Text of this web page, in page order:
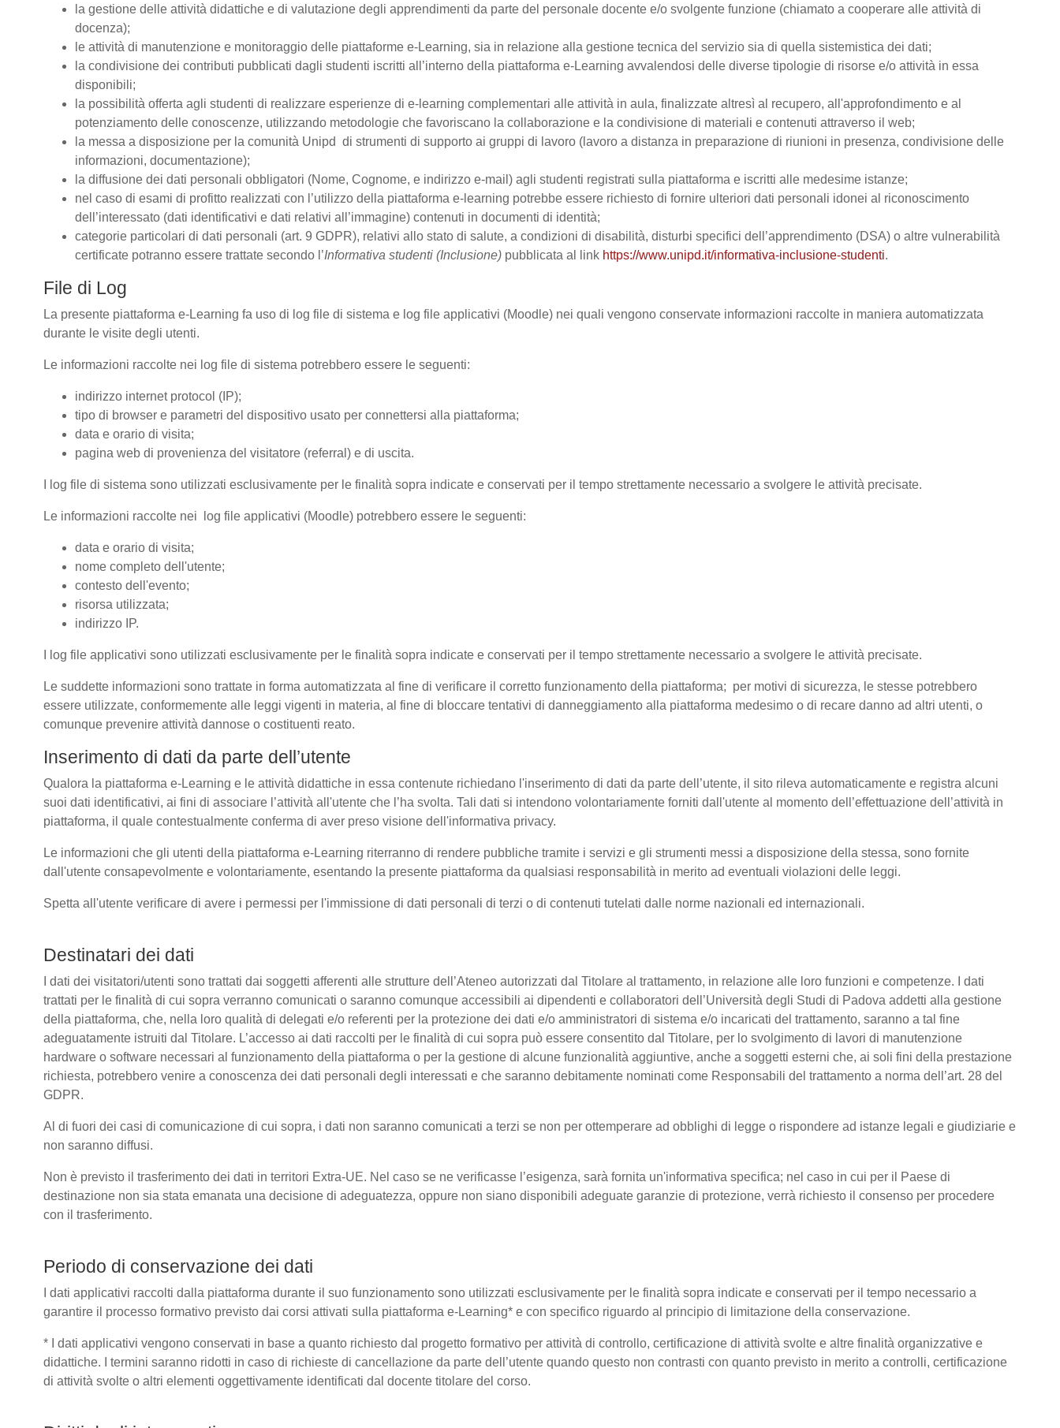
la gestione delle attività didattiche e di valutazione degli apprendimenti da parte del personale docente e/o svolgente funzione (chiamato a cooperare alle attività di
docenza);
le attività di manutenzione e monitoraggio delle piattaforme e-Learning, sia in relazione alla gestione tecnica del servizio sia di quella sistemistica dei dati;
la condivisione dei contributi pubblicati dagli studenti iscritti all’interno della piattaforma e-Learning avvalendosi delle diverse tipologie di risorse e/o attività in essa
disponibili;
la possibilità offerta agli studenti di realizzare esperienze di e-learning complementari alle attività in aula, finalizzate altresì al recupero, all'approfondimento e al
potenziamento delle conoscenze, utilizzando metodologie che favoriscano la collaborazione e la condivisione di materiali e contenuti attraverso il web;
la messa a disposizione per la comunità Unipd di strumenti di supporto ai gruppi di lavoro (lavoro a distanza in preparazione di riunioni in presenza, condivisione delle
informazioni, documentazione);
la diffusione dei dati personali obbligatori (Nome, Cognome, e indirizzo e-mail) agli studenti registrati sulla piattaforma e iscritti alle medesime istanze;
nel caso di esami di profitto realizzati con l’utilizzo della piattaforma e-learning potrebbe essere richiesto di fornire ulteriori dati personali idonei al riconoscimento
dell’interessato (dati identificativi e dati relativi all’immagine) contenuti in documenti di identità;
categorie particolari di dati personali (art. 9 GDPR), relativi allo stato di salute, a condizioni di disabilità, disturbi specifici dell’apprendimento (DSA) o altre vulnerabilità
certificate potranno essere trattate secondo l’Informativa studenti (Inclusione) pubblicata al link https://www.unipd.it/informativa-inclusione-studenti.
File di Log
La presente piattaforma e-Learning fa uso di log file di sistema e log file applicativi (Moodle) nei quali vengono conservate informazioni raccolte in maniera automatizzata
durante le visite degli utenti.
Le informazioni raccolte nei log file di sistema potrebbero essere le seguenti:
indirizzo internet protocol (IP);
tipo di browser e parametri del dispositivo usato per connettersi alla piattaforma;
data e orario di visita;
pagina web di provenienza del visitatore (referral) e di uscita.
I log file di sistema sono utilizzati esclusivamente per le finalità sopra indicate e conservati per il tempo strettamente necessario a svolgere le attività precisate.
Le informazioni raccolte nei log file applicativi (Moodle) potrebbero essere le seguenti:
data e orario di visita;
nome completo dell'utente;
contesto dell'evento;
risorsa utilizzata;
indirizzo IP.
I log file applicativi sono utilizzati esclusivamente per le finalità sopra indicate e conservati per il tempo strettamente necessario a svolgere le attività precisate.
Le suddette informazioni sono trattate in forma automatizzata al fine di verificare il corretto funzionamento della piattaforma; per motivi di sicurezza, le stesse potrebbero
essere utilizzate, conformemente alle leggi vigenti in materia, al fine di bloccare tentativi di danneggiamento alla piattaforma medesimo o di recare danno ad altri utenti, o
comunque prevenire attività dannose o costituenti reato.
Inserimento di dati da parte dell’utente
Qualora la piattaforma e-Learning e le attività didattiche in essa contenute richiedano l'inserimento di dati da parte dell’utente, il sito rileva automaticamente e registra alcuni
suoi dati identificativi, ai fini di associare l’attività all'utente che l’ha svolta. Tali dati si intendono volontariamente forniti dall'utente al momento dell’effettuazione dell’attività in
piattaforma, il quale contestualmente conferma di aver preso visione dell'informativa privacy.
Le informazioni che gli utenti della piattaforma e-Learning riterranno di rendere pubbliche tramite i servizi e gli strumenti messi a disposizione della stessa, sono fornite
dall'utente consapevolmente e volontariamente, esentando la presente piattaforma da qualsiasi responsabilità in merito ad eventuali violazioni delle leggi.
Spetta all'utente verificare di avere i permessi per l'immissione di dati personali di terzi o di contenuti tutelati dalle norme nazionali ed internazionali.
Destinatari dei dati
I dati dei visitatori/utenti sono trattati dai soggetti afferenti alle strutture dell’Ateneo autorizzati dal Titolare al trattamento, in relazione alle loro funzioni e competenze. I dati
trattati per le finalità di cui sopra verranno comunicati o saranno comunque accessibili ai dipendenti e collaboratori dell’Università degli Studi di Padova addetti alla gestione
della piattaforma, che, nella loro qualità di delegati e/o referenti per la protezione dei dati e/o amministratori di sistema e/o incaricati del trattamento, saranno a tal fine
adeguatamente istruiti dal Titolare. L’accesso ai dati raccolti per le finalità di cui sopra può essere consentito dal Titolare, per lo svolgimento di lavori di manutenzione
hardware o software necessari al funzionamento della piattaforma o per la gestione di alcune funzionalità aggiuntive, anche a soggetti esterni che, ai soli fini della prestazione
richiesta, potrebbero venire a conoscenza dei dati personali degli interessati e che saranno debitamente nominati come Responsabili del trattamento a norma dell’art. 28 del
GDPR.
Al di fuori dei casi di comunicazione di cui sopra, i dati non saranno comunicati a terzi se non per ottemperare ad obblighi di legge o rispondere ad istanze legali e giudiziarie e
non saranno diffusi.
Non è previsto il trasferimento dei dati in territori Extra-UE. Nel caso se ne verificasse l’esigenza, sarà fornita un'informativa specifica; nel caso in cui per il Paese di
destinazione non sia stata emanata una decisione di adeguatezza, oppure non siano disponibili adeguate garanzie di protezione, verrà richiesto il consenso per procedere
con il trasferimento.
Periodo di conservazione dei dati
I dati applicativi raccolti dalla piattaforma durante il suo funzionamento sono utilizzati esclusivamente per le finalità sopra indicate e conservati per il tempo necessario a
garantire il processo formativo previsto dai corsi attivati sulla piattaforma e-Learning* e con specifico riguardo al principio di limitazione della conservazione.
* I dati applicativi vengono conservati in base a quanto richiesto dal progetto formativo per attività di controllo, certificazione di attività svolte e altre finalità organizzative e
didattiche. I termini saranno ridotti in caso di richieste di cancellazione da parte dell’utente quando questo non contrasti con quanto previsto in merito a controlli, certificazione
di attività svolte o altri elementi oggettivamente identificati dal docente titolare del corso.